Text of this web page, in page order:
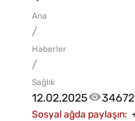
Ana
/
Haberler
/
Sağlık
12.02.2025 34672
Sosyal ağda paylaşın: